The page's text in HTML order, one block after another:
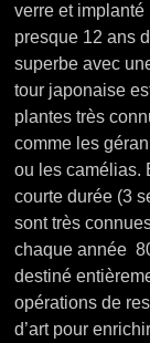
verre et
presque 12 ans
superbe avec
tour japonaise
plantes très
comme les
ou les camélias.
courte durée (3
sont très
chaque année
destiné
opérations de
d’art pour